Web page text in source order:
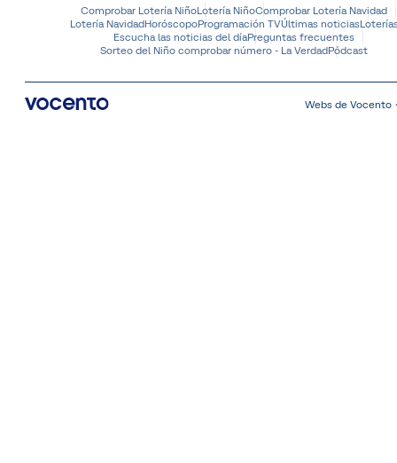
Comprobar Lotería NiñoLotería NiñoComprobar Lotería Navidad
Lotería NavidadHoróscopoProgramación TVÚltimas noticias
Escucha las noticias del díaPreguntas frecuentes
Sorteo del Niño comprobar número - La VerdadPódcast
Webs de Vocento